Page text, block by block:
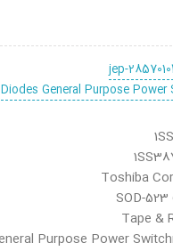
jep-
Diodes General Purpose Power